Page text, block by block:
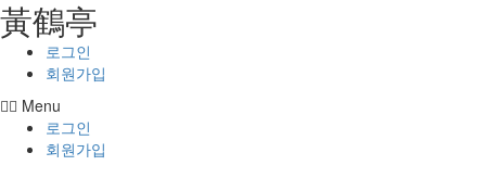
콘텐츠로
건너뛰기
⿈鶴亭
로그인
회원가입
Menu
로그인
회원가입